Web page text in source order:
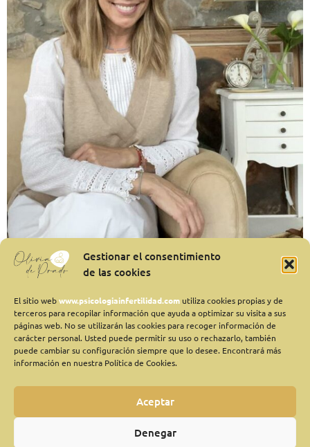
Gestionar el consentimiento
de las cookies
El sitio webwww.psicologiainfertilidad.com utiliza cookies propias y de
terceros para recopilar información que ayuda a optimizar su visita a sus
páginas web. No se utilizarán las cookies para recoger información de
carácter personal. Usted puede permitir su uso o rechazarlo, también
puede cambiar su configuración siempre que lo desee. Encontrará más
información en nuestra Política de Cookies.
Aceptar
Denegar
Otros tratamientos